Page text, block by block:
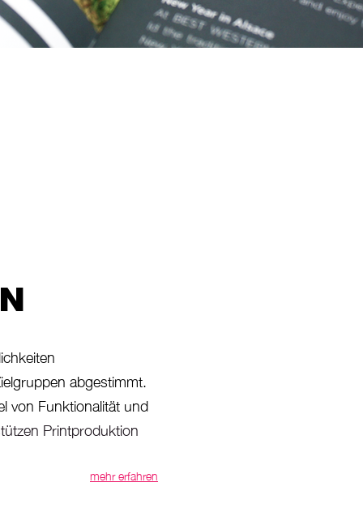
abgestimmt.
von Funktionalität und
Printproduktion
mehr erfahren